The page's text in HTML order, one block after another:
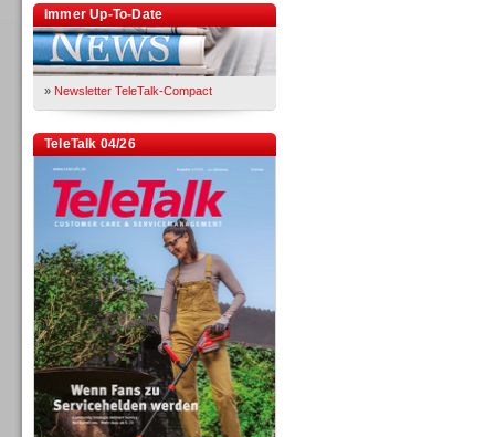
Immer Up-To-Date
» Newsletter TeleTalk-Compact
TeleTalk 04/26
TK- und ACD-Systeme
Workforce-Management